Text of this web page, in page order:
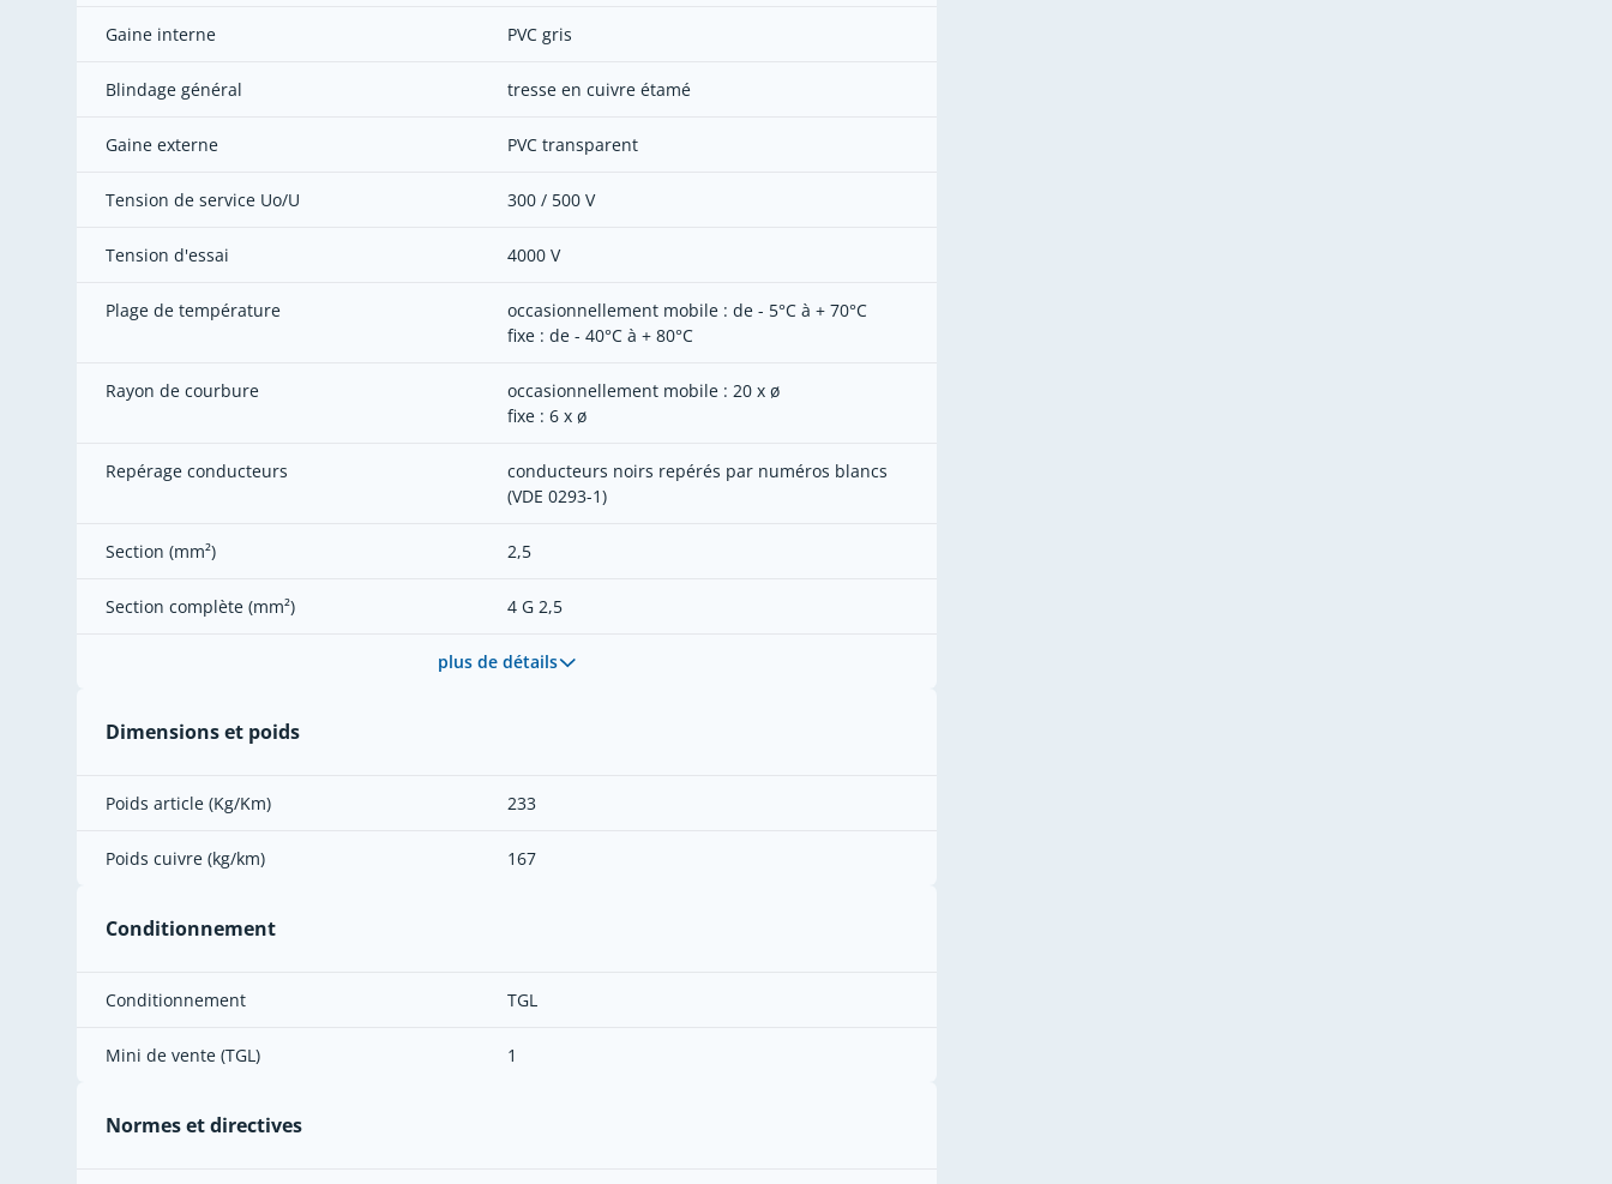
Gaine interne PVC gris
Blindage général tresse en cuivre étamé
Gaine externe PVC transparent
Tension de service Uo/U 300 / 500 V
Tension d'essai 4000 V
Plage de température
occasionnellement mobile : de - 5°C à + 70°C
fixe : de - 40°C à + 80°C
Rayon de courbure
occasionnellement mobile : 20 x ø
fixe : 6 x ø
Repérage conducteurs
conducteurs noirs repérés par numéros blancs
(VDE 0293-1)
Section (mm²) 2,5
Section complète (mm²) 4 G 2,5
plus de détails
Dimensions et poids
Poids article (Kg/Km) 233
Poids cuivre (kg/km) 167
Conditionnement
Conditionnement TGL
Mini de vente (TGL) 1
Normes et directives